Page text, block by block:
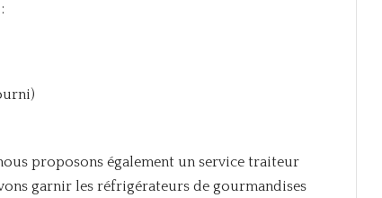
proposons également un service traiteur
garnir les réfrigérateurs de gourmandises